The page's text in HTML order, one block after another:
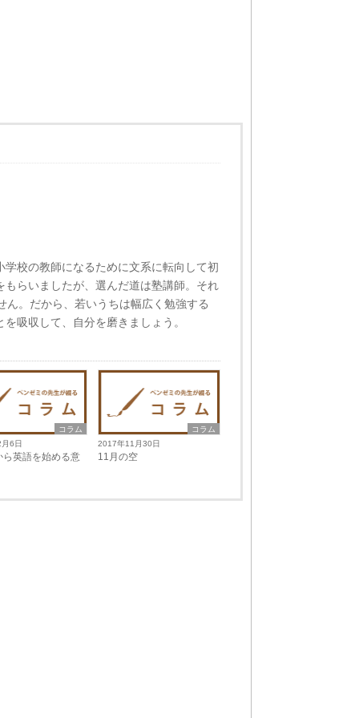
校の教師になるために文系に転向して初
らいましたが、選んだ道は塾講師。それ
。だから、若いうちは幅広く勉強する
吸収して、自分を磨きましょう。
コラム
6日
ら英語を始める意
コラム
2017年11月30日
11月の空